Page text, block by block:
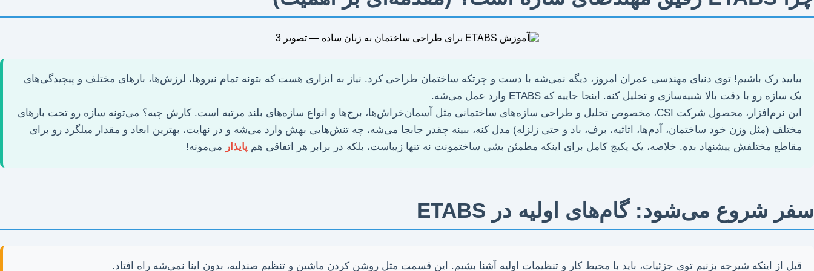
بیایید رک باشیم! توی دنیای مهندسی عمران امروز، دیگه نمی‌شه با دست و چرتکه ساختمان طراحی کرد. نیاز به ابزاری هست که بتونه تمام نیروها، لرزش‌ها، بارهای مختلف و پیچیدگی‌های
یک سازه رو با دقت بالا شبیه‌سازی و تحلیل کنه. اینجا جاییه که ETABS وارد عمل می‌شه.
این نرم‌افزار، محصول شرکت CSI، مخصوص تحلیل و طراحی سازه‌های ساختمانی مثل آسمان‌خراش‌ها، برج‌ها و انواع سازه‌های بلند مرتبه است. کارش چیه؟ می‌تونه سازه رو تحت بارهای
مختلف (مثل وزن خود ساختمان، آدم‌ها، اثاثیه، برف، باد و حتی زلزله) مدل کنه، ببینه چقدر جابجا می‌شه، چه تنش‌هایی بهش وارد می‌شه و در نهایت، بهترین ابعاد و مقدار میلگرد رو برای
مقاطع مختلفش پیشنهاد بده. خلاصه، یک پکیج کامل برای اینکه مطمئن بشی ساختمونت نه تنها زیباست، بلکه در برابر هر اتفاقی هم پایذار می‌مونه!
سفر شروع می‌شود: گام‌های اولیه در ETABS
قبل از اینکه شیرجه بزنیم توی جزئیات، باید با محیط کار و تنظیمات اولیه آشنا بشیم. این قسمت مثل روشن کردن ماشین و تنظیم صندلیه، بدون اینا نمی‌شه راه افتاد.